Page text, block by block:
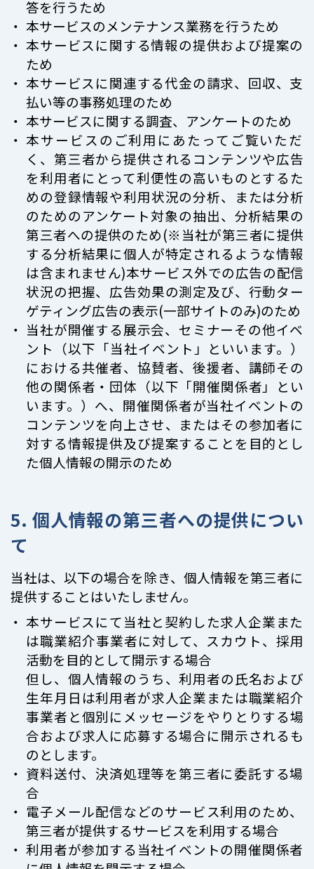
答を行うため
本サービスのメンテナンス業務を行うため
本サービスに関する情報の提供および提案の
ため
本サービスに関連する代金の請求、回収、支
払い等の事務処理のため
本サービスに関する調査、アンケートのため
本サービスのご利用にあたってご覧いただ
く、第三者から提供されるコンテンツや広告
を利用者にとって利便性の高いものとするた
めの登録情報や利用状況の分析、または分析
のためのアンケート対象の抽出、分析結果の
第三者への提供のため(※当社が第三者に提供
する分析結果に個人が特定されるような情報
は含まれません)本サービス外での広告の配信
状況の把握、広告効果の測定及び、行動ター
ゲティング広告の表示(一部サイトのみ)のため
当社が開催する展示会、セミナーその他イベ
ント（以下「当社イベント」といいます。）
における共催者、協賛者、後援者、講師その
他の関係者・団体（以下「開催関係者」とい
います。）へ、開催関係者が当社イベントの
コンテンツを向上させ、またはその参加者に
対する情報提供及び提案することを目的とし
た個人情報の開示のため
5. 個人情報の第三者への提供につい
て
当社は、以下の場合を除き、個人情報を第三者に
提供することはいたしません。
本サービスにて当社と契約した求人企業また
は職業紹介事業者に対して、スカウト、採用
活動を目的として開示する場合
但し、個人情報のうち、利用者の氏名および
生年月日は利用者が求人企業または職業紹介
事業者と個別にメッセージをやりとりする場
合および求人に応募する場合に開示されるも
のとします。
資料送付、決済処理等を第三者に委託する場
合
電子メール配信などのサービス利用のため、
第三者が提供するサービスを利用する場合
利用者が参加する当社イベントの開催関係者